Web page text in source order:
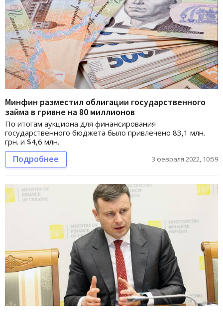
Минфин разместил облигации государственного
займа в гривне на 80 миллионов
По итогам аукциона для финансирования
государственного бюджета было привлечено 83,1 млн.
грн. и $4,6 млн.
Подробнее 3 февраля 2022, 10:59